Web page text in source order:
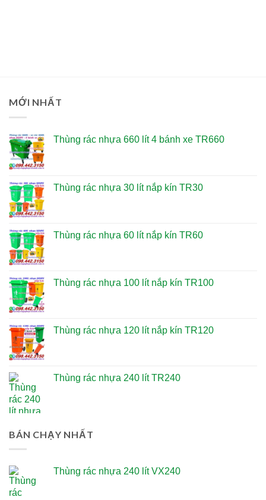
MỚI NHẤT
Thùng rác nhựa 660 lít 4 bánh xe TR660
Thùng rác nhựa 30 lít nắp kín TR30
Thùng rác nhựa 60 lít nắp kín TR60
Thùng rác nhựa 100 lít nắp kín TR100
Thùng rác nhựa 120 lít nắp kín TR120
Thùng rác nhựa 240 lít TR240
BÁN CHẠY NHẤT
Thùng rác nhựa 240 lít VX240